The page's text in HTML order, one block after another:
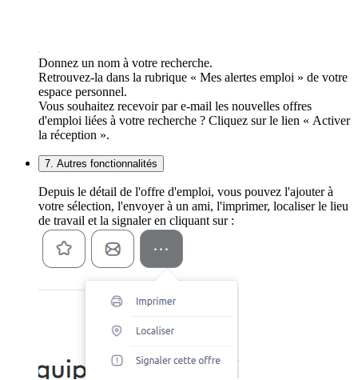
Donnez un nom à votre recherche.
Retrouvez-la dans la rubrique « Mes alertes emploi » de votre
espace personnel.
Vous souhaitez recevoir par e-mail les nouvelles offres
d'emploi liées à votre recherche ? Cliquez sur le lien « Activer
la réception ».
7. Autres fonctionnalités
Depuis le détail de l'offre d'emploi, vous pouvez l'ajouter à
votre sélection, l'envoyer à un ami, l'imprimer, localiser le lieu
de travail et la signaler en cliquant sur :